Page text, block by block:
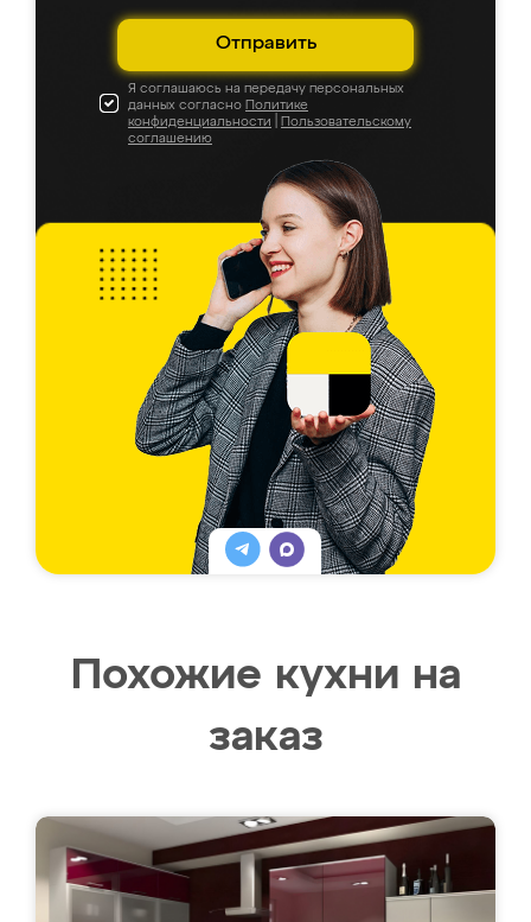
Отправить
Я соглашаюсь на передачу персональных
данных согласно Политике
конфиденциальности
Пользовательскому
соглашению
Похожие кухни на
заказ